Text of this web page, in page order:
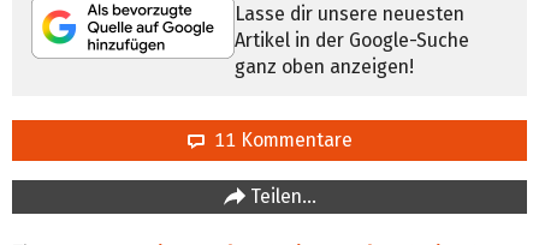
Lasse dir unsere neuesten
Artikel in der Google-Suche
ganz oben anzeigen!
11 Kommentare
Teilen…